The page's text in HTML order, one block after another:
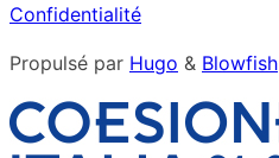
Confidentialité
Propulsé par Hugo & Blowfish